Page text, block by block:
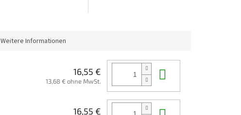
Weitere Informationen
16,55 €
13,68 € ohne MwSt.
16,55 €